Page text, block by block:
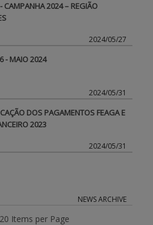
CAMPANHA 2024 – REGIÃO
2024/05/27
- MAIO 2024
2024/05/31
DOS PAGAMENTOS FEAGA E
2023
2024/05/31
NEWS ARCHIVE
Items per Page